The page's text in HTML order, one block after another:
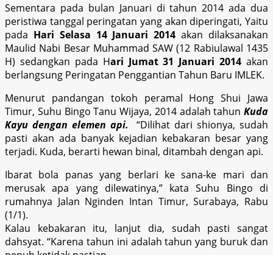
Sementara pada bulan Januari di tahun 2014 ada dua
peristiwa tanggal peringatan yang akan diperingati, Yaitu
pada Hari Selasa 14 Januari 2014 akan dilaksanakan
Maulid Nabi Besar Muhammad SAW (12 Rabiulawal 1435
H) sedangkan pada Hari Jumat 31 Januari 2014 akan
berlangsung Peringatan Penggantian Tahun Baru IMLEK.
Menurut pandangan tokoh peramal Hong Shui Jawa
Timur, Suhu Bingo Tanu Wijaya, 2014 adalah tahun Kuda
Kayu dengan elemen api. “Dilihat dari shionya, sudah
pasti akan ada banyak kejadian kebakaran besar yang
terjadi. Kuda, berarti hewan binal, ditambah dengan api.
Ibarat bola panas yang berlari ke sana-ke mari dan
merusak apa yang dilewatinya,” kata Suhu Bingo di
rumahnya Jalan Nginden Intan Timur, Surabaya, Rabu
(1/1).
Kalau kebakaran itu, lanjut dia, sudah pasti sangat
dahsyat. “Karena tahun ini adalah tahun yang buruk dan